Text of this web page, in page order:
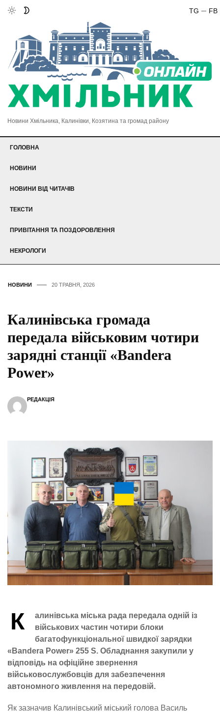
FB
TG
Новини Хмільника, Калинівки, Козятина та громад району
ГОЛОВНА
НОВИНИ
НОВИНИ ВІД ЧИТАЧІВ
ТЕКСТИ
ПРИВІТАННЯ ТА ПОЗДОРОВЛЕННЯ
НЕКРОЛОГИ
НОВИНИ 20 ТРАВНЯ, 2026
Калинівська громада
передала військовим чотири
зарядні станції «Bandera
Power»
РЕДАКЦІЯ
К
алинівська міська рада передала одній із
військових частин чотири блоки
багатофункціональної швидкої зарядки
«Bandera Power» 255 S. Обладнання закупили у
відповідь на офіційне звернення
військовослужбовців для забезпечення
автономного живлення на передовій.
Як зазначив Калинівський міський голова Василь